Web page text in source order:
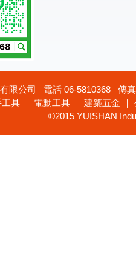
限公司 電話 06-5810368 傳
具 ｜ 電動工具 ｜ 建築五金
©2015 YUISHAN